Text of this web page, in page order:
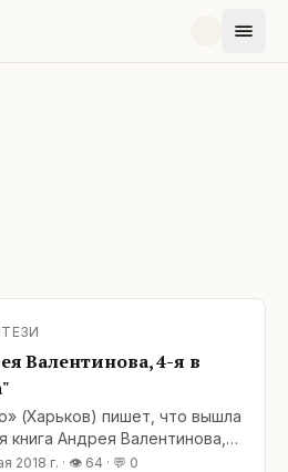
Валентинова, 4-я в
(Харьков) пишет, что вышла
книга Андрея Валентинова,
Ну что же, в
2018 г. · 👁 64 · 💬 0